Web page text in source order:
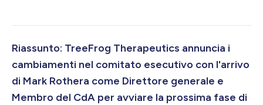
una terapia cellulare basata su microtessuti neurali 3D che ha
reinnervazione a seguito di graft in diversi modelli traslazionali
Riassunto: TreeFrog Therapeutics annuncia i
cambiamenti nel comitato esecutivo con l'arrivo
di Mark Rothera come Direttore generale e
Membro del CdA per avviare la prossima fase di